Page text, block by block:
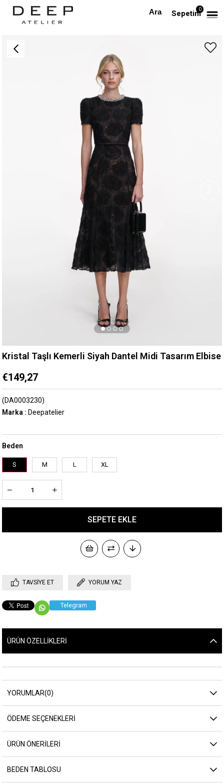
Sepetim0
Anasayfa TÜM ELBİSELER Kristal Taşlı Kemerli Siyah Dantel Midi Tasarım Elbise
Kristal Taşlı Kemerli Siyah Dantel Midi Tasarım Elbise
€149,27
(DA0003230)
Marka : Deepatelier
Beden
S M L XL
TAVSIYE ET YORUM YAZ
Telegram
ÜRÜN ÖZELLIKLERI
YORUMLAR(0)
ÖDEME SEÇENEKLERI
ÜRÜN ÖNERILERI
BEDEN TABLOSU